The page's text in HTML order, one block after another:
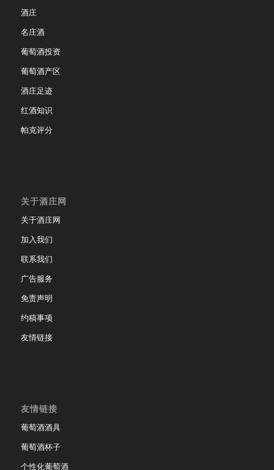
酒庄
名庄酒
葡萄酒投资
葡萄酒产区
酒庄足迹
红酒知识
帕克评分
关于酒庄网
关于酒庄网
加入我们
联系我们
广告服务
免责声明
约稿事项
友情链接
友情链接
葡萄酒酒具
葡萄酒杯子
个性化葡萄酒